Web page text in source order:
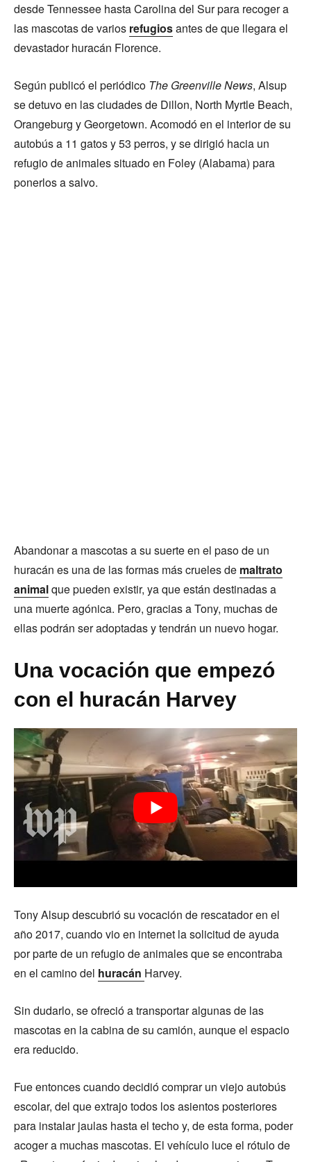
desde Tennessee hasta Carolina del Sur para recoger a
las mascotas de varios refugiosantes de que llegara el
devastador huracán Florence.
Según publicó el periódico The Greenville News, Alsup
se detuvo en las ciudades de Dillon, North Myrtle Beach,
Orangeburg y Georgetown. Acomodó en el interior de su
autobús a 11 gatos y 53 perros, y se dirigió hacia un
refugio de animales situado en Foley (Alabama) para
ponerlos a salvo.
Abandonar a mascotas a su suerte en el paso de un
huracán es una de las formas más crueles de maltrato
animalque pueden existir, ya que están destinadas a
una muerte agónica. Pero, gracias a Tony, muchas de
ellas podrán ser adoptadas y tendrán un nuevo hogar.
Una vocación que empezó
con el huracán Harvey
Tony Alsup descubrió su vocación de rescatador en el
año 2017, cuando vio en internet la solicitud de ayuda
por parte de un refugio de animales que se encontraba
en el camino del huracán Harvey.
Sin dudarlo, se ofreció a transportar algunas de las
mascotas en la cabina de su camión, aunque el espacio
era reducido.
Fue entonces cuando decidió comprar un viejo autobús
escolar, del que extrajo todos los asientos posteriores
para instalar jaulas hasta el techo y, de esta forma, poder
acoger a muchas mascotas. El vehículo luce el rótulo de